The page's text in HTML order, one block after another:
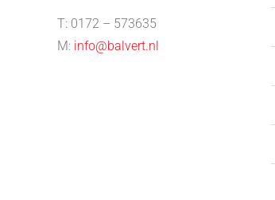
T: 0172 – 573635
M: info@balvert.nl